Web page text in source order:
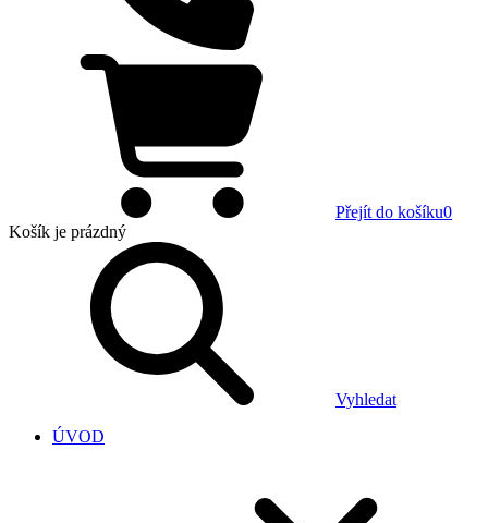
Přejít do košíku0
Košík je prázdný
Vyhledat
ÚVOD